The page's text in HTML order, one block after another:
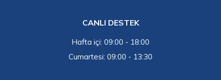
CANLI DESTEK
Hafta içi: 09:00 - 18:00
Cumartesi: 09:00 - 13:30